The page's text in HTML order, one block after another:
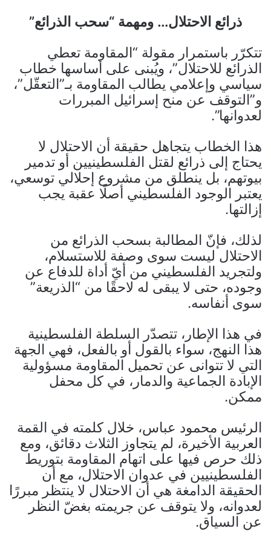
ذرائع الاحتلال… ومهمة “سحب الذرائع”
تتكرّر باستمرار مقولة “المقاومة تعطي
الذرائع للاحتلال”، ويُبنى على أساسها خطاب
سياسي وإعلامي يطالب المقاومة بـ”التعقّل”،
و”التوقف عن منح إسرائيل المبررات
لعدوانها”.
هذا الخطاب يتجاهل حقيقة أن الاحتلال لا
يحتاج إلى ذرائع لقتل الفلسطينيين أو تدمير
بيوتهم، بل ينطلق من مشروع إحلالي توسعي،
يعتبر الوجود الفلسطيني أصلًا عقبة يجب
إزالتها.
لذلك، فإنّ المطالبة بسحب الذرائع من
الاحتلال ليست سوى وصفة للاستسلام،
ولتجريد الفلسطيني من أيّ أداة للدفاع عن
وجوده، حتى لا يبقى له لاحقًا من “الذريعة”
سوى أنفاسه.
في هذا الإطار، تتصدّر السلطة الفلسطينية
هذا النهج، سواء بالقول أو بالفعل، فهي الجهة
التي لا تتوانى عن تحميل المقاومة مسؤولية
الإبادة الجماعية والدمار، في كل محفل
ممكن.
الرئيس محمود عباس، خلال كلمته في القمة
العربية الأخيرة، لم يتجاوز الثلاث دقائق، ومع
ذلك حرص فيها على اتهام المقاومة بتوريط
الفلسطينيين في عدوان الاحتلال، مع أن
الحقيقة الدامغة هي أن الاحتلال لا ينتظر مبررًا
لعدوانه، ولا يتوقف عن جريمته بغضّ النظر
عن السياق.